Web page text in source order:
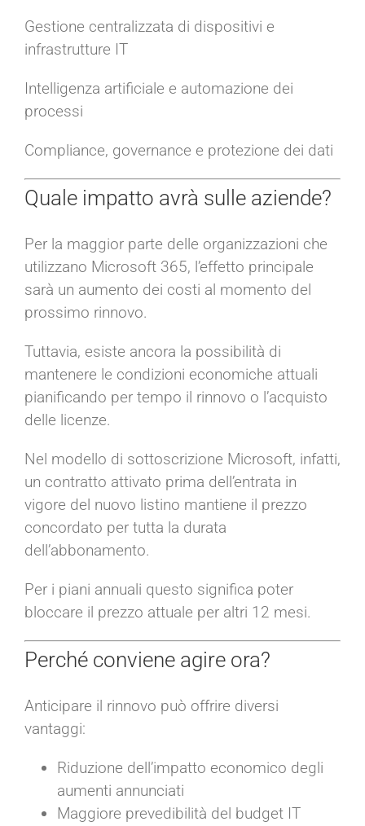
Gestione centralizzata di dispositivi e
infrastrutture IT
Intelligenza artificiale e automazione dei
processi
Compliance, governance e protezione dei dati
Quale impatto avrà sulle aziende?
Per la maggior parte delle organizzazioni che
utilizzano Microsoft 365, l’effetto principale
sarà un aumento dei costi al momento del
prossimo rinnovo.
Tuttavia, esiste ancora la possibilità di
mantenere le condizioni economiche attuali
pianificando per tempo il rinnovo o l’acquisto
delle licenze.
Nel modello di sottoscrizione Microsoft, infatti,
un contratto attivato prima dell’entrata in
vigore del nuovo listino mantiene il prezzo
concordato per tutta la durata
dell’abbonamento.
Per i piani annuali questo significa poter
bloccare il prezzo attuale per altri 12 mesi.
Perché conviene agire ora?
Anticipare il rinnovo può offrire diversi
vantaggi:
Riduzione dell’impatto economico degli
aumenti annunciati
Maggiore prevedibilità del budget IT